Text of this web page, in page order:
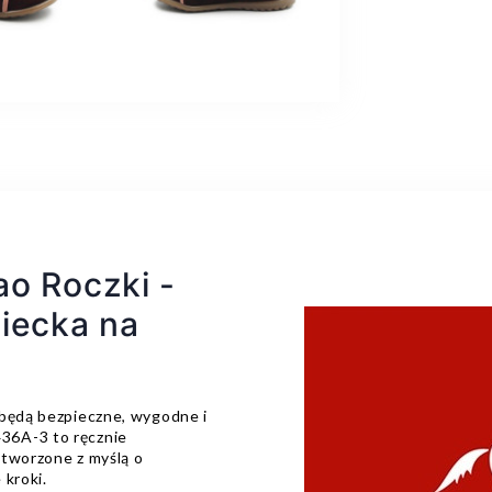
Roczki -
na
bezpieczne, wygodne i
3 to ręcznie
z myślą o
kroki.